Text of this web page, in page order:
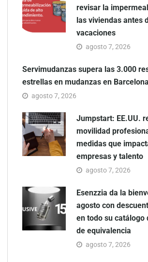
revisar la
las viviendas antes
vacaciones
agosto 7, 2026
Servimudanzas supera las 3.000
estrellas en mudanzas en Barcelona
agosto 7, 2026
Jumpstart: EE.UU.
movilidad
medidas que
empresas y talento
agosto 7, 2026
Esenzzia da la
agosto con
en todo su catálogo
de equivalencia
agosto 7, 2026